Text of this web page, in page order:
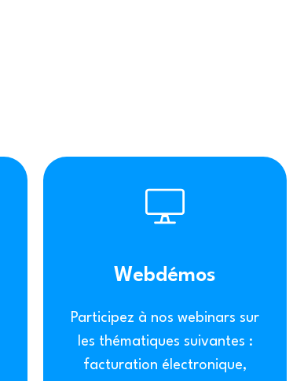
Webdémos
Participez à nos webinars sur
les thématiques suivantes :
facturation électronique,